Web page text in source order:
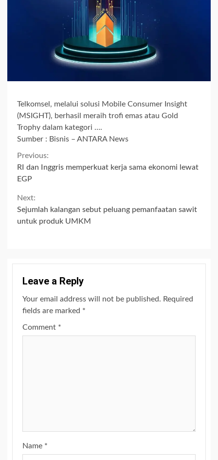
Telkomsel, melalui solusi Mobile Consumer Insight
(MSIGHT), berhasil meraih trofi emas atau Gold
Trophy dalam kategori ….
Sumber : Bisnis – ANTARA News
Continue
Reading
Previous:
RI dan Inggris memperkuat kerja sama ekonomi lewat
EGP
Next:
Sejumlah kalangan sebut peluang pemanfaatan sawit
untuk produk UMKM
Leave a Reply
Your email address will not be published. Required
fields are marked *
Comment *
Name *